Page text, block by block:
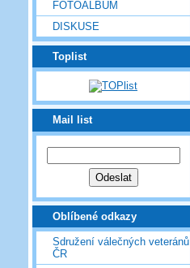
FOTOALBUM
DISKUSE
Toplist
Mail list
Oblíbené odkazy
Sdružení válečných veteránů
ČR